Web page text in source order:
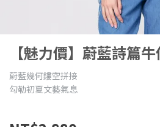
【魅力價】蔚藍詩篇
蔚藍幾何鏤空拼接
勾勒初夏文藝氣息